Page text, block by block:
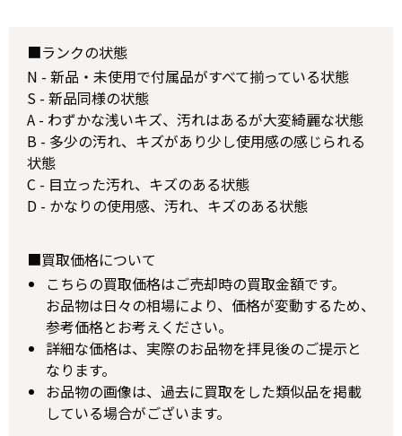
■ランクの状態
N - 新品・未使用で付属品がすべて揃っている状態
S - 新品同様の状態
A - わずかな浅いキズ、汚れはあるが大変綺麗な状態
B - 多少の汚れ、キズがあり少し使用感の感じられる
状態
C - 目立った汚れ、キズのある状態
D - かなりの使用感、汚れ、キズのある状態
■買取価格について
こちらの買取価格はご売却時の買取金額です。
お品物は日々の相場により、価格が変動するため、
参考価格とお考えください。
詳細な価格は、実際のお品物を拝見後のご提示と
なります。
お品物の画像は、過去に買取をした類似品を掲載
している場合がございます。